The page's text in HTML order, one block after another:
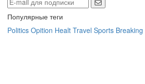
Популярные теги
Politics Opition Healt Travel Sports Breaking